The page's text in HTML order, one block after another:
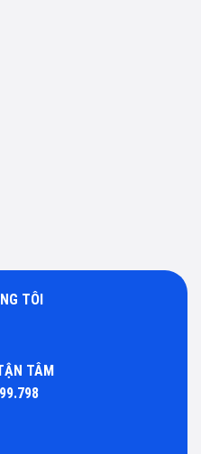
TÔI
TÂM